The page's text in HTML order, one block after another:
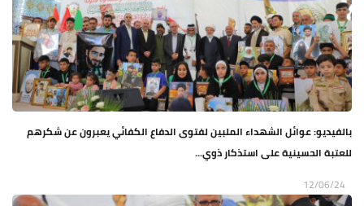
بالفيديو: عوائل الشهداء الملبين لفتوى الدفاع الكفائي يعبرون عن شكرهم
للعتبة الحسينية على استذكار ذوي...
12/06/24